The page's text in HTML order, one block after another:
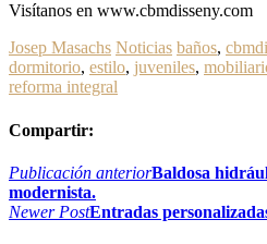
Visítanos en www.cbmdisseny.com
Josep Masachs Noticias baños,
dormitorio, estilo, juveniles,
reforma integral
Compartir:
Navegación
de
Publicación anteriorBaldosa
modernista.
Newer PostEntradas